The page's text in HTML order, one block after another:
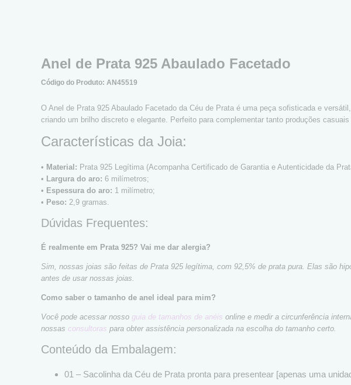
Anel de Prata 925 Abaulado Facetado
Código do Produto: AN45519
O Anel de Prata 925 Abaulado Facetado da Céu de Prata é uma peça sofisticada e
criando um brilho discreto e elegante. Perfeito para complementar tanto produções
Características da Joia:
• Material: Prata 925 Legítima (Acompanha Certificado de Garantia e Autenticidade da
• Largura do aro: 6 milímetros;
• Espessura do aro: 1 milímetro;
• Peso: 2,9 gramas.
Dúvidas Frequentes:
É realmente em Prata 925? Vai me dar alergia?
Sim, nossas joias são feitas de Prata 925 legítima, com 92,5% de prata pura. Elas são
antes de usar nossas joias.
Como saber o tamanho de anel ideal para mim?
Você pode acessar nosso guia de tamanhos de anéis online e medir a circunferência
nossas consultoras para obter assistência personalizada na escolha do tamanho certo.
Conteúdo da Embalagem:
01 – Sacolinha da Céu de Prata pronta para presentear [apenas uma